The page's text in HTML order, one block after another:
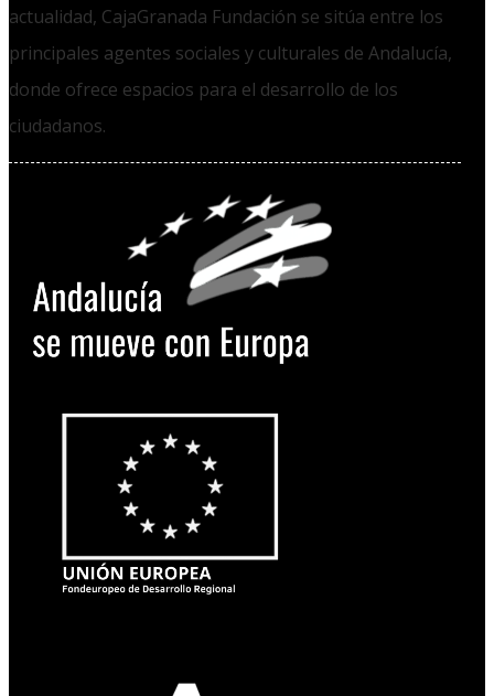
actualidad, CajaGranada Fundación se sitúa entre los
principales agentes sociales y culturales de Andalucía,
donde ofrece espacios para el desarrollo de los
ciudadanos.